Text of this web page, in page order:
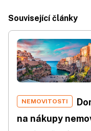
Související články
NEMOVITOSTI
na nákupy